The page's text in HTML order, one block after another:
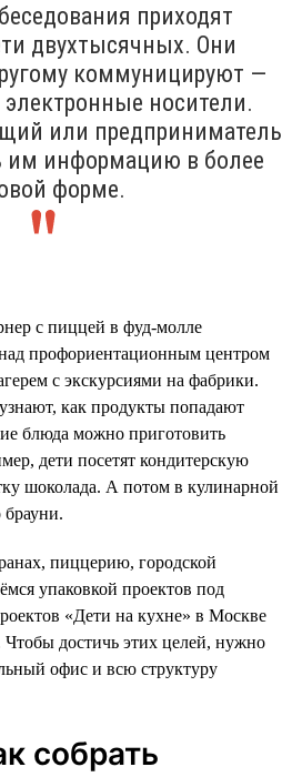
приходят
двухтысячных. Они
коммуницируют —
носители.
или предприниматель
им информацию в более
форме.
с пиццей в фуд-молле
профориентационным центром
с экскурсиями на фабрики.
как продукты попадают
блюда можно приготовить
дети посетят кондитерскую
шоколада. А потом в кулинарной
брауни.
пиццерию, городской
упаковкой проектов под
«Дети на кухне» в Москве
достичь этих целей, нужно
офис и всю структуру
собрать